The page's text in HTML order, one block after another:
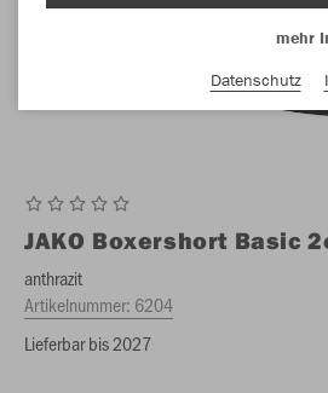
JAKO Boxershort Basic
anthrazit
Artikelnummer: 6204
Lieferbar bis 2027
mehr
Datenschutz